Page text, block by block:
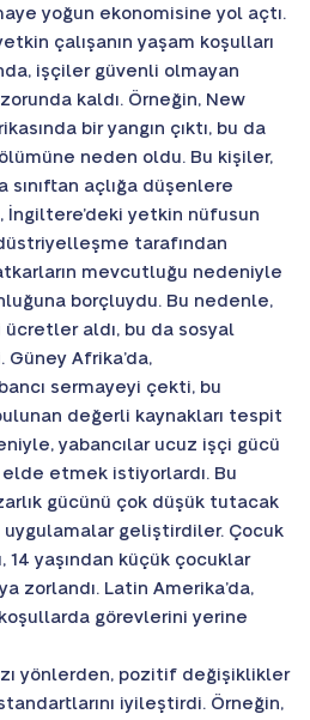
yoğun ekonomisine yol açtı.
çalışanın yaşam koşulları
işçiler güvenli olmayan
kaldı. Örneğin, New
bir yangın çıktı, bu da
neden oldu. Bu kişiler,
açlığa düşenlere
İngiltere’deki yetkin nüfusun
tarafından
mevcutluğu nedeniyle
borçluydu. Bu nedenle,
aldı, bu da sosyal
Güney Afrika’da,
sermayeyi çekti, bu
değerli kaynakları tespit
yabancılar ucuz işçi gücü
etmek istiyorlardı. Bu
gücünü çok düşük tutacak
uygulamalar geliştirdiler. Çocuk
14 yaşından küçük çocuklar
zorlandı. Latin Amerika’da,
koşullarda görevlerini yerine
yönlerden, pozitif değişiklikler
iyileştirdi. Örneğin,